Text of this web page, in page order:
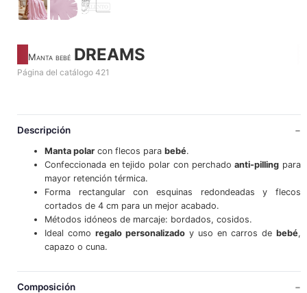
Manta bebé DREAMS
Página del catálogo 421
Descripción
Manta polarcon flecos para bebé.
Confeccionada en tejido polar con perchadoanti-pilling para
mayor retención térmica.
Forma rectangular con esquinas redondeadas y flecos
cortados de 4 cm para un mejor acabado.
Métodos idóneos de marcaje: bordados, cosidos.
Ideal como regalo personalizado y uso en carros debebé,
capazo o cuna.
Composición